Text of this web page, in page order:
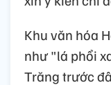
Khu văn hóa
như "lá phổi
Trăng trước